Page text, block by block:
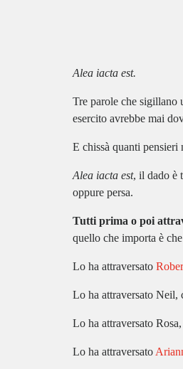
Alea iacta est.
Tre parole che sigillano
esercito avrebbe mai
E chissà quanti
Alea iacta est, il dado è
oppure persa.
Tutti prima o poi
quello che importa è
Lo ha attraversato
Lo ha attraversato Neil,
Lo ha attraversato
Lo ha attraversato